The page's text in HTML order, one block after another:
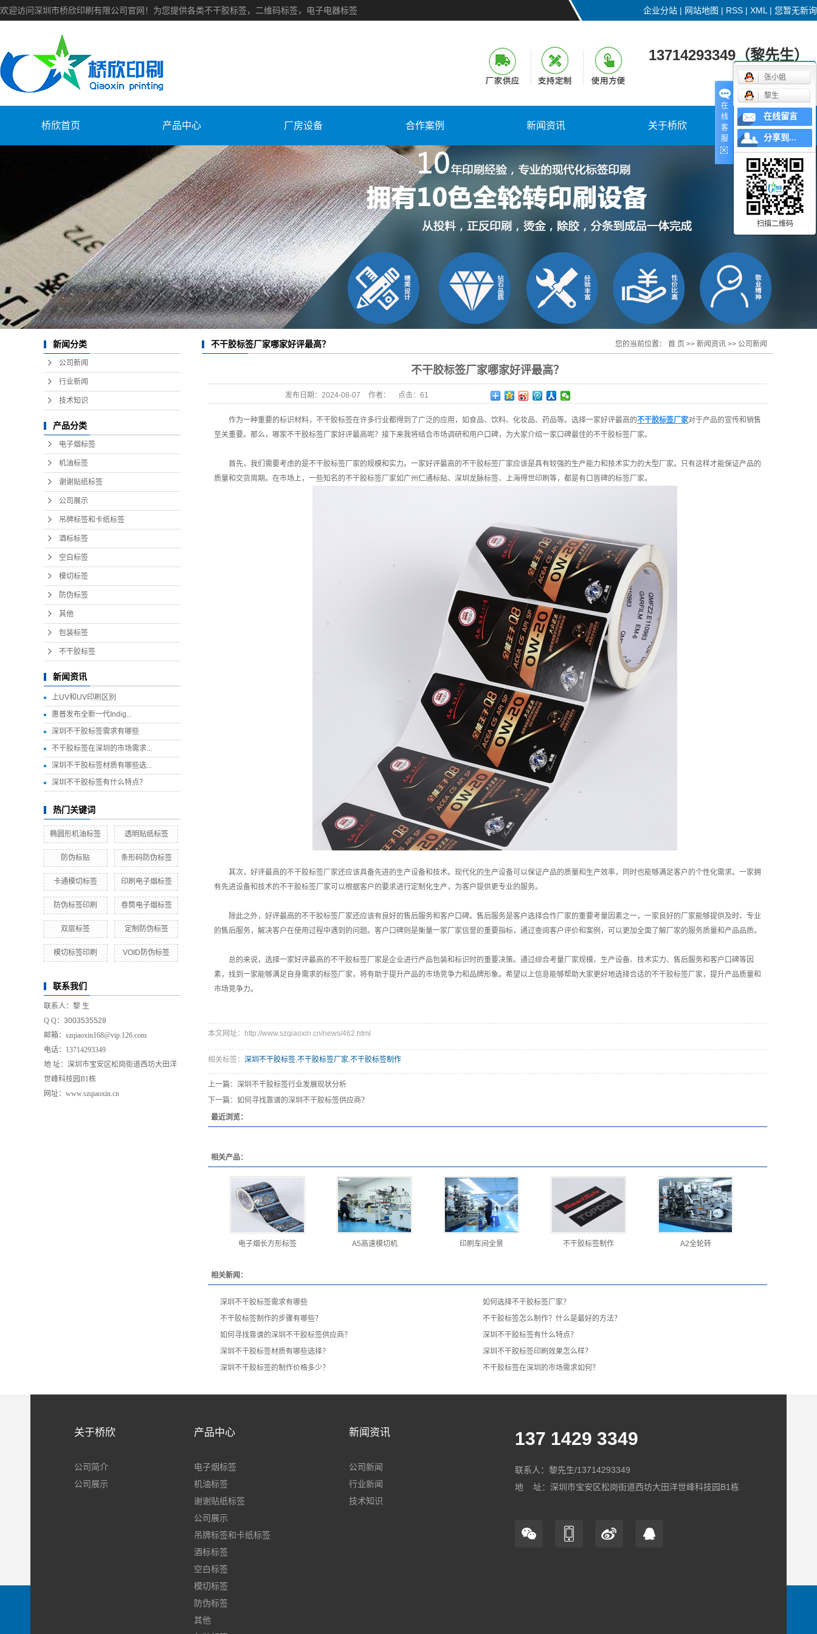
欢迎访问深圳市桥欣印刷有限公司官网！为您提供各类不干胶标签，二维码标签，电子电器标签 企业分站 | 网站地图 | RSS | XML | 您暂无新
13714293349（黎先生）
桥欣首页 产品中心 厂房设备 合作案例 新闻资讯 关于桥欣 联系桥欣
新闻分类
公司新闻
行业新闻
技术知识
产品分类
电子烟标签
机油标签
谢谢贴纸标签
公司展示
吊牌标签和卡纸标签
酒标标签
空白标签
模切标签
防伪标签
其他
包装标签
不干胶标签
新闻资讯
上UV和UV印刷区别
惠普发布全新一代Indig...
深圳不干胶标签需求有哪些
不干胶标签在深圳的市场需求...
深圳不干胶标签材质有哪些选...
深圳不干胶标签有什么特点？
热门关键词
椭圆形机油标签 透明贴纸标签
防伪标贴 条形码防伪标签
卡通模切标签 印刷电子烟标签
防伪标签印刷 卷筒电子烟标签
双层标签 定制防伪标签
模切标签印刷 VOID防伪标签
联系我们
联系人： 黎 生
Q Q： 3003535528
邮箱： szqiaoxin168@vip.126.com
电话： 13714293349
地 址： 深圳市宝安区松岗街道西坊大田洋
世峰科技园B1栋
网址：www.szqiaoxin.cn
不干胶标签厂家哪家好评最高？ 您的当前位置： 首 页 >> 新闻资讯 >> 公司新闻
不干胶标签厂家哪家好评最高？
发布日期： 2024-08-07 作者： 点击： 61
作为一种重要的标识材料，不干胶标签在许多行业都得到了广泛的应用，如食品、饮料、化妆品、药品等。选择一家好评最高的不干胶标签厂家对于产品的宣传和销售
至关重要。那么，哪家不干胶标签厂家好评最高呢？接下来我将结合市场调研和用户口碑，为大家介绍一家口碑最佳的不干胶标签厂家。
首先，我们需要考虑的是不干胶标签厂家的规模和实力。一家好评最高的不干胶标签厂家应该是具有较强的生产能力和技术实力的大型厂家。只有这样才能保证产品的
质量和交货周期。在市场上，一些知名的不干胶标签厂家如广州仁通标贴、深圳龙脉标签、上海得世印刷等，都是有口皆碑的标签厂家。
其次，好评最高的不干胶标签厂家还应该具备先进的生产设备和技术。现代化的生产设备可以保证产品的质量和生产效率，同时也能够满足客户的个性化需求。一家拥
有先进设备和技术的不干胶标签厂家可以根据客户的要求进行定制化生产，为客户提供更专业的服务。
除此之外，好评最高的不干胶标签厂家还应该有良好的售后服务和客户口碑。售后服务是客户选择合作厂家的重要考量因素之一，一家良好的厂家能够提供及时、专业
的售后服务，解决客户在使用过程中遇到的问题。客户口碑则是衡量一家厂家信誉的重要指标，通过查阅客户评价和案例，可以更加全面了解厂家的服务质量和产品品质。
总的来说，选择一家好评最高的不干胶标签厂家是企业进行产品包装和标识时的重要决策。通过综合考量厂家规模、生产设备、技术实力、售后服务和客户口碑等因
素，找到一家能够满足自身需求的标签厂家，将有助于提升产品的市场竞争力和品牌形象。希望以上信息能够帮助大家更好地选择合适的不干胶标签厂家，提升产品质量和
市场竞争力。
本文网址：http://www.szqiaoxin.cn/news/462.html
相关标签： 深圳不干胶标签,不干胶标签厂家,不干胶标签制作
上一篇： 深圳不干胶标签行业发展现状分析
下一篇： 如何寻找靠谱的深圳不干胶标签供应商？
最近浏览：
相关产品：
电子烟长方形标签 A5高速模切机 印刷车间全景 不干胶标签制作 A2全轮转
相关新闻：
深圳不干胶标签需求有哪些
如何选择不干胶标签厂家？
不干胶标签制作的步骤有哪些？
不干胶标签怎么制作？什么是最好的方法？
如何寻找靠谱的深圳不干胶标签供应商？
深圳不干胶标签有什么特点？
深圳不干胶标签材质有哪些选择？
深圳不干胶标签印刷效果怎么样？
深圳不干胶标签的制作价格多少？
不干胶标签在深圳的市场需求如何？
关于桥欣
公司简介
公司展示
产品中心
电子烟标签
机油标签
谢谢贴纸标签
公司展示
吊牌标签和卡纸标签
酒标标签
空白标签
模切标签
防伪标签
其他
新闻资讯
公司新闻
行业新闻
技术知识
137 1429 3349
联系人：黎先生/13714293349
地 址：深圳市宝安区松岗街道西坊大田洋世峰科技园B1栋
在
线
客
服
张小姐
黎生
在线留言
分享到...
扫描二维码